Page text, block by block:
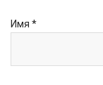
Имя *